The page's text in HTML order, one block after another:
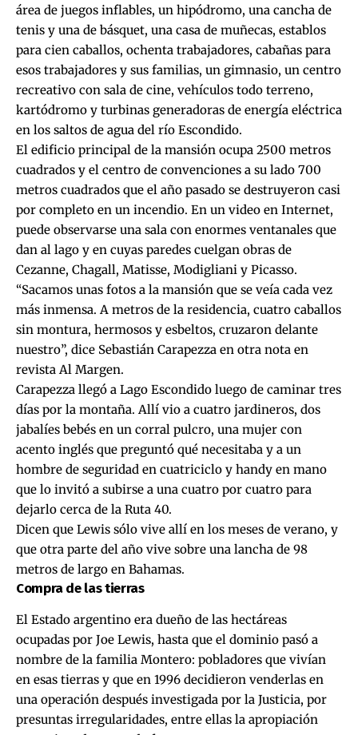
área de juegos inflables, un hipódromo, una cancha de
tenis y una de básquet, una casa de muñecas, establos
para cien caballos, ochenta trabajadores, cabañas para
esos trabajadores y sus familias, un gimnasio, un centro
recreativo con sala de cine, vehículos todo terreno,
kartódromo y turbinas generadoras de energía eléctrica
en los saltos de agua del río Escondido.
El edificio principal de la mansión ocupa 2500 metros
cuadrados y el centro de convenciones a su lado 700
metros cuadrados que el año pasado se destruyeron casi
por completo en un incendio. En un video en Internet,
puede observarse una sala con enormes ventanales que
dan al lago y en cuyas paredes cuelgan obras de
Cezanne, Chagall, Matisse, Modigliani y Picasso.
“Sacamos unas fotos a la mansión que se veía cada vez
más inmensa. A metros de la residencia, cuatro caballos
sin montura, hermosos y esbeltos, cruzaron delante
nuestro”, dice Sebastián Carapezza en otra nota en
revista Al Margen.
Carapezza llegó a Lago Escondido luego de caminar tres
días por la montaña. Allí vio a cuatro jardineros, dos
jabalíes bebés en un corral pulcro, una mujer con
acento inglés que preguntó qué necesitaba y a un
hombre de seguridad en cuatriciclo y handy en mano
que lo invitó a subirse a una cuatro por cuatro para
dejarlo cerca de la Ruta 40.
Dicen que Lewis sólo vive allí en los meses de verano, y
que otra parte del año vive sobre una lancha de 98
metros de largo en Bahamas.
Compra de las tierras
El Estado argentino era dueño de las hectáreas
ocupadas por Joe Lewis, hasta que el dominio pasó a
nombre de la familia Montero: pobladores que vivían
en esas tierras y que en 1996 decidieron venderlas en
una operación después investigada por la Justicia, por
presuntas irregularidades, entre ellas la apropiación